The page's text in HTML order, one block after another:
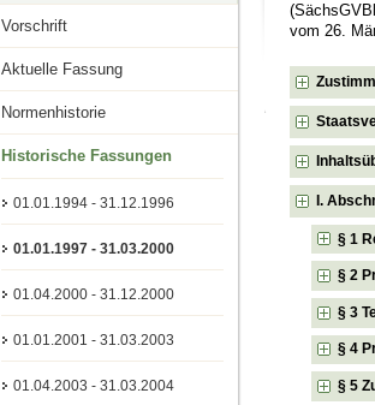
Vorschrift
Aktuelle Fassung
Normenhistorie
Historische Fassungen
01.01.1994 - 31.12.1996
01.01.1997 - 31.03.2000
01.04.2000 - 31.12.2000
01.01.2001 - 31.03.2003
01.04.2003 - 31.03.2004
vom 26.
I.
§ 1
§ 2
§ 3
§ 4
§ 5